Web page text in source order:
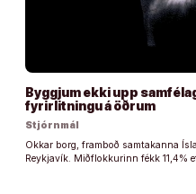
Byggjum ekki upp
fyrirlitningu á öðrum
Stjórnmál
Okkar borg, framboð samtakanna
Reykjavík. Miðflokkurinn fékk 11,4%